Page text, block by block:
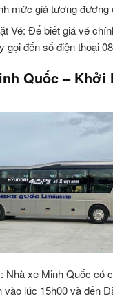
mức giá tương đương
Vé: Để biết giá vé
gọi đến số điện thoại
Quốc – Khởi
Nhà xe Minh Quốc có
vào lúc 15h00 và đến